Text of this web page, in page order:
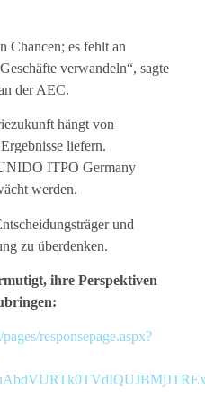
Chancen; es fehlt an
verwandeln“, sagte
der AEC.
hängt von
liefern.
ITPO Germany
werden.
und
zu überdenken.
ihre Perspektiven
responsepage.aspx?